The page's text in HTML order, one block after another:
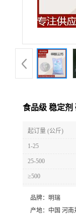
食品级 稳定剂
起订量 (公斤)
1-25
25-500
≥500
品牌： 明瑞
产地： 中国 河南